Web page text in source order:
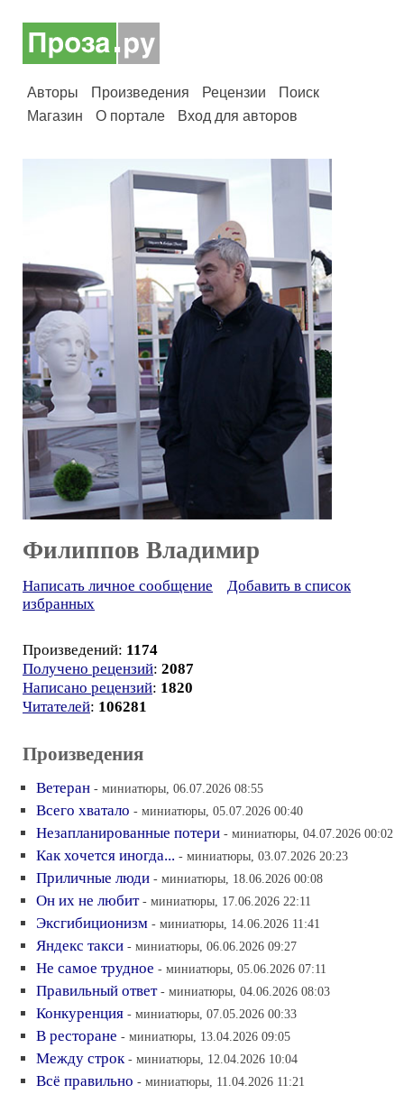
Авторы Произведения Рецензии
Поиск
Магазин
О портале Вход для авторов
Филиппов Владимир
Написать личное сообщение
Добавить в список
избранных
Произведений: 1174
Получено рецензий: 2087
Написано рецензий: 1820
Читателей: 106281
Произведения
Ветеран - миниатюры, 06.07.2026 08:55
Всего хватало - миниатюры, 05.07.2026 00:40
Незапланированные потери - миниатюры, 04.07.2026 00:02
Как хочется иногда... - миниатюры, 03.07.2026 20:23
Приличные люди - миниатюры, 18.06.2026 00:08
Он их не любит - миниатюры, 17.06.2026 22:11
Эксгибиционизм - миниатюры, 14.06.2026 11:41
Яндекс такси - миниатюры, 06.06.2026 09:27
Не самое трудное - миниатюры, 05.06.2026 07:11
Правильный ответ - миниатюры, 04.06.2026 08:03
Конкуренция - миниатюры, 07.05.2026 00:33
В ресторане - миниатюры, 13.04.2026 09:05
Между строк - миниатюры, 12.04.2026 10:04
Всё правильно - миниатюры, 11.04.2026 11:21